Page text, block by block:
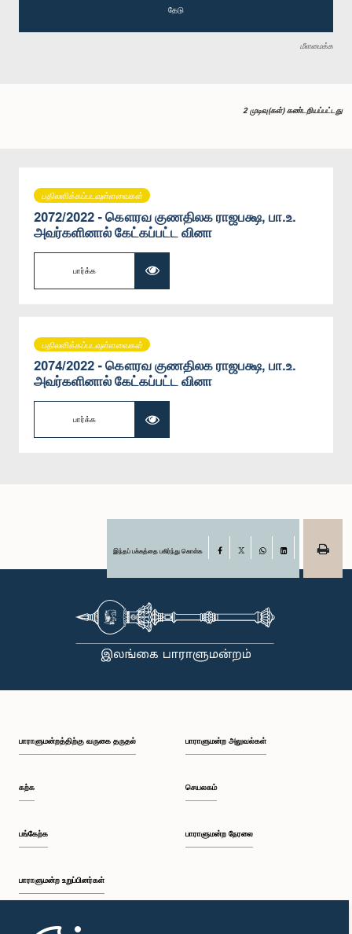
தேடு
மீளமைக்க
2 முடிவு(கள்) கண்டறியப்பட்டது
பதிலளிக்கப்படவுள்ளவைகள்
2072/2022 - கௌரவ குணதிலக ராஜபக்ஷ, பா.உ.
அவர்களினால் கேட்கப்பட்ட வினா
பார்க்க
பதிலளிக்கப்படவுள்ளவைகள்
2074/2022 - கௌரவ குணதிலக ராஜபக்ஷ, பா.உ.
அவர்களினால் கேட்கப்பட்ட வினா
பார்க்க
இந்தப் பக்கத்தை பகிர்ந்து கொள்க Facebook
பாராளுமன்றத்திற்கு வருகை தருதல்
கற்க
பங்கேற்க
பாராளுமன்ற உறுப்பினர்கள்
முதற்பக்கம்
பாராளுமன்ற அலுவல்கள்
செயலகம்
பாராளுமன்ற நேரலை